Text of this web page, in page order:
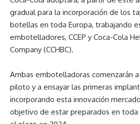
gradual para la incorporación de los
botellas en toda Europa, trabajando
embotelladores, CCEP y Coca-Cola
Company (CCHBC).
Ambas embotelladoras comenzarán
piloto y a ensayar las primeras
incorporando esta innovación
objetivo de estar preparados en toda